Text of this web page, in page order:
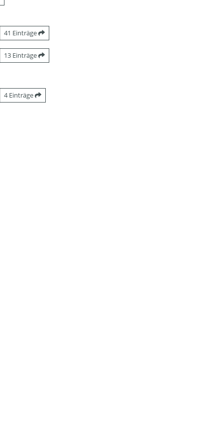
41 Einträge
13 Einträge
4 Einträge